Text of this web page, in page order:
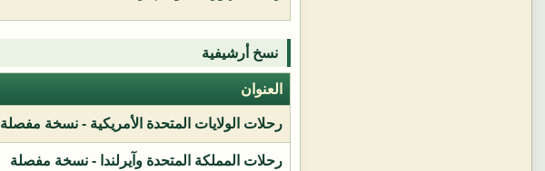
نسخ أرشيفية
العنوان
رحلات الولايات المتحدة الأمريكية - نسخة مفصلة
رحلات المملكة المتحدة وآيرلندا - نسخة مفصلة